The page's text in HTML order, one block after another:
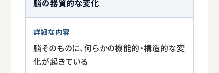
脳の器質的な変化
脳そのものに、何らかの機能的・構造的な変
化が起きている